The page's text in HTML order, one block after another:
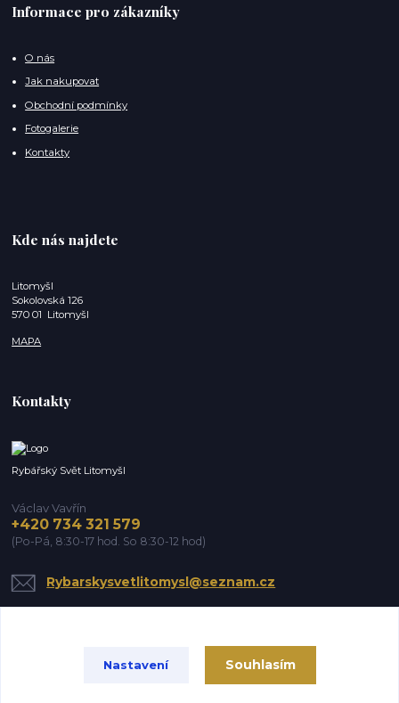
Informace pro zákazníky
O nás
Jak nakupovat
Obchodní podmínky
Fotogalerie
Kontakty
Kde nás najdete
Litomyšl
Sokolovská 126
570 01 Litomyšl
MAPA
Kontakty
Rybářský Svět Litomyšl
Václav Vavřín
+420 734 321 579
(Po-Pá, 8:30-17 hod. So 8:30-12 hod)
Rybarskysvetlitomysl@seznam.cz
Nastavení Souhlasím